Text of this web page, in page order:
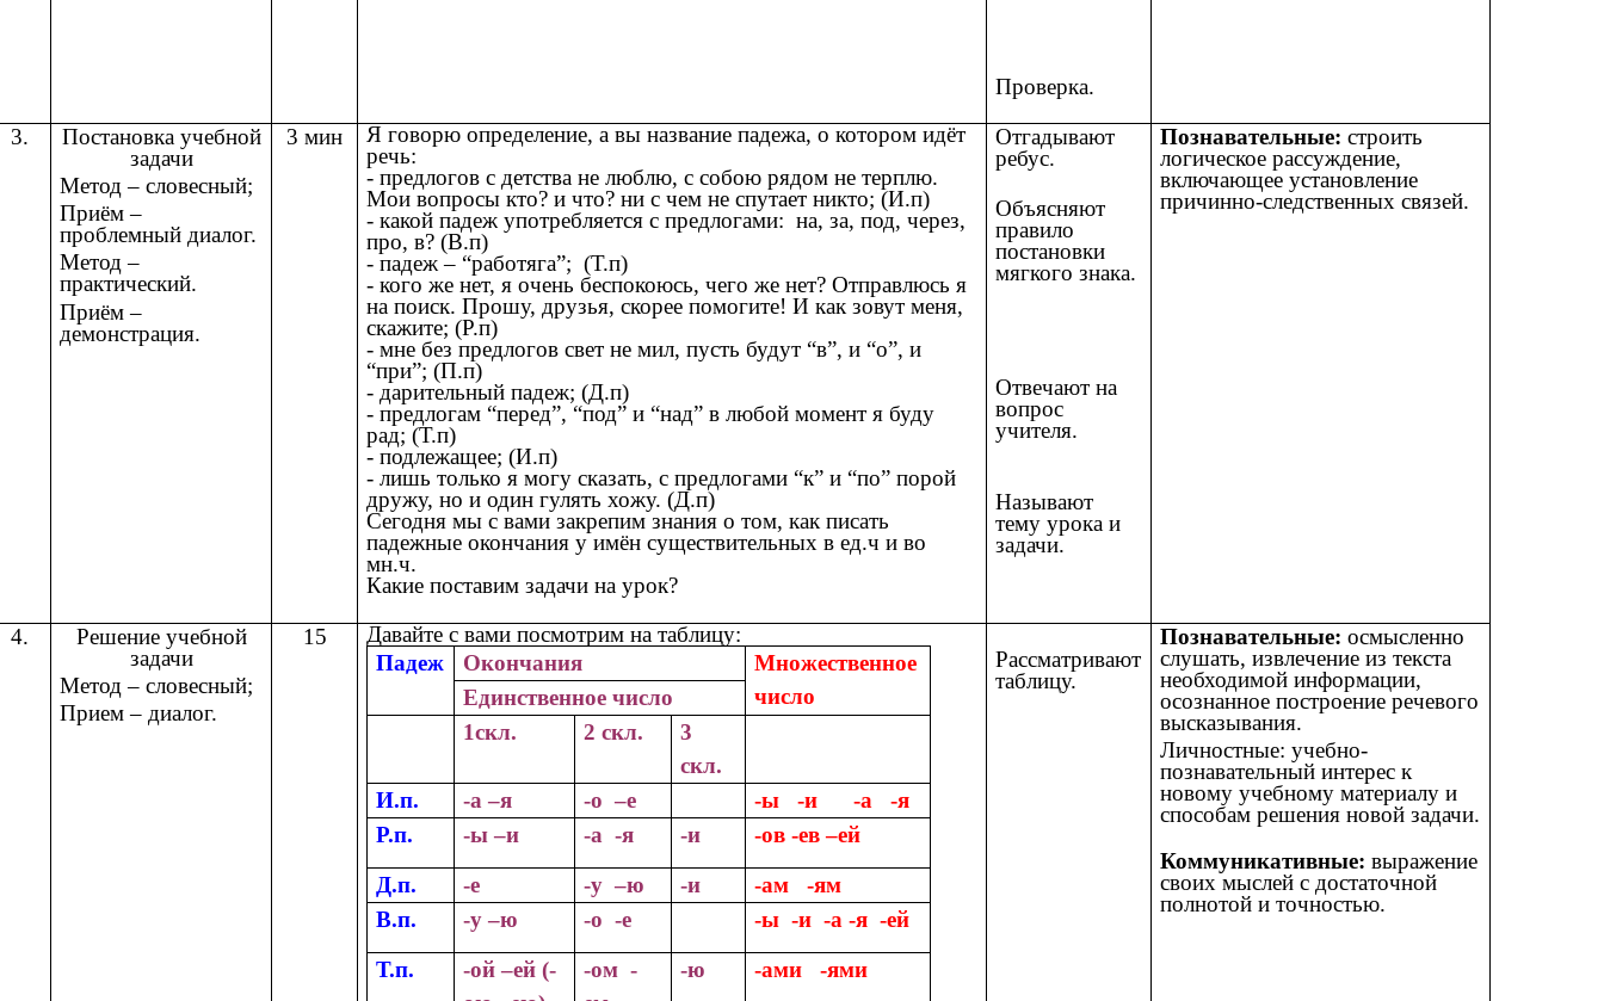
Проверка.
3.
Постановка учебной
задачи
Метод – словесный;
Приём –
проблемный диалог.
Метод –
практический.
Приём –
демонстрация.
3 мин
Я говорю определение, а вы название падежа, о котором идёт
речь:
- предлогов с детства не люблю, с собою рядом не терплю.
Мои вопросы кто? и что? ни с чем не спутает никто; (И.п)
- какой падеж употребляется с предлогами: на, за, под, через,
про, в? (В.п)
- падеж – “работяга”; (Т.п)
- кого же нет, я очень беспокоюсь, чего же нет? Отправлюсь я
на поиск. Прошу, друзья, скорее помогите! И как зовут меня,
скажите; (Р.п)
- мне без предлогов свет не мил, пусть будут “в”, и “о”, и
“при”; (П.п)
- дарительный падеж; (Д.п)
- предлогам “перед”, “под” и “над” в любой момент я буду
рад; (Т.п)
- подлежащее; (И.п)
- лишь только я могу сказать, с предлогами “к” и “по” порой
дружу, но и один гулять хожу. (Д.п)
Сегодня мы с вами закрепим знания о том, как писать
падежные окончания у имён существительных в ед.ч и во
мн.ч.
Какие поставим задачи на урок?
Отгадывают
ребус.
Объясняют
правило
постановки
мягкого знака.
Отвечают на
вопрос
учителя.
Называют
тему урока и
задачи.
Познавательные: строить
логическое рассуждение,
включающее установление
причинно-следственных связей.
4.
Решение учебной
задачи
Метод – словесный;
Прием – диалог.
15
Давайте с вами посмотрим на таблицу:
Падеж
Окончания
Множественное
число
Единственное число
1скл.
2 скл.
3
скл.
И.п.
-а –я -о –е
-ы -и -а -я
Р.п.
-ы –и -а -я -и
-ов -ев –ей
Д.п.
-е -у –ю -и
-ам -ям
В.п.
-у –ю -о -е
-ы -и -а -я -ей
Т.п.
-ой –ей (-
-ом -
-ю -ами -ями
Рассматривают
таблицу.
Познавательные: осмысленно
слушать, извлечение из текста
необходимой информации,
осознанное построение речевого
высказывания.
Личностные: учебно-
познавательный интерес к
новому учебному материалу и
способам решения новой задачи.
Коммуникативные: выражение
своих мыслей с достаточной
полнотой и точностью.